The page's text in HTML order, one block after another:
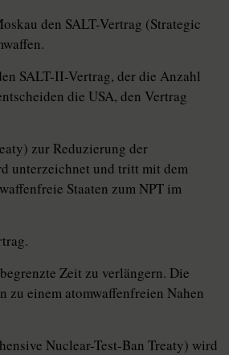
den SALT-Vertrag (Strategic
SALT-II-Vertrag, der die Anzahl
die USA, den Vertrag
zur Reduzierung der
unterzeichnet und tritt mit dem
Staaten zum NPT im
Zeit zu verlängern. Die
zu einem atomwaffenfreien Nahen
Nuclear-Test-Ban Treaty) wird